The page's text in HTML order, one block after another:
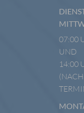
07:00
UND
14:00